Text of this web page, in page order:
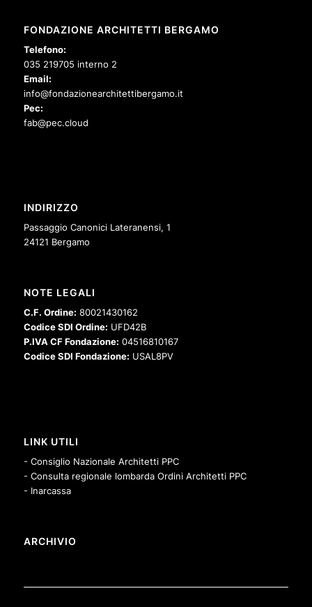
FONDAZIONE ARCHITETTI BERGAMO
Telefono:
035 219705 interno 2
Email:
info@fondazionearchitettibergamo.it
Pec:
fab@pec.cloud
INDIRIZZO
Passaggio Canonici Lateranensi, 1
24121 Bergamo
NOTE LEGALI
C.F. Ordine: 80021430162
Codice SDI Ordine: UFD42B
P.IVA CF Fondazione: 04516810167
Codice SDI Fondazione: USAL8PV
LINK UTILI
- Consiglio Nazionale Architetti PPC
- Consulta regionale lombarda Ordini Architetti PPC
- Inarcassa
ARCHIVIO